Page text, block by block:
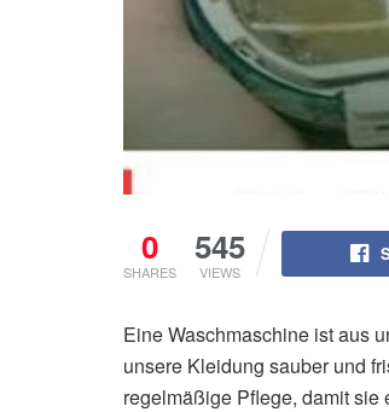
0
SHARES
545
VIEWS
Eine Waschmaschine ist aus
unsere Kleidung sauber und
regelmäßige Pflege, damit